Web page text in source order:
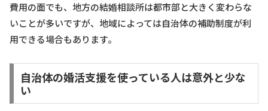
費用の面でも、地方の結婚相談所は都市部と大きく変わらな
いことが多いですが、地域によっては自治体の補助制度が利
用できる場合もあります。
自治体の婚活支援を使っている人は意外と少な
い